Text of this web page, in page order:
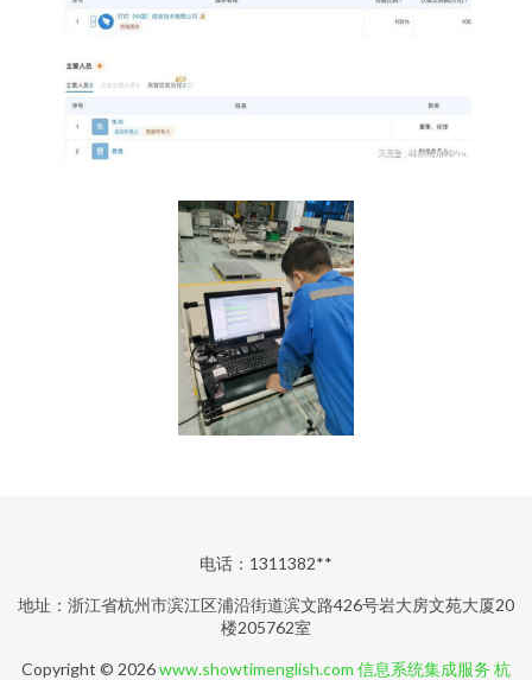
电话：1311382**
地址：浙江省杭州市滨江区浦沿街道滨文路426号岩大房文苑大厦20
楼205762室
Copyright © 2026www.showtimenglish.com 信息系统集成服务 杭